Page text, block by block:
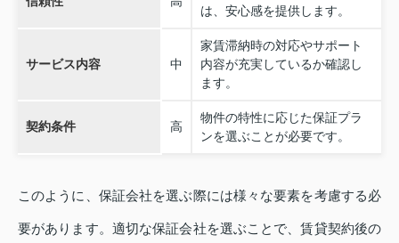
は、安心感を提供します。
サービス内容 中
家賃滞納時の対応やサポート
内容が充実しているか確認し
ます。
契約条件 高
物件の特性に応じた保証プラ
ンを選ぶことが必要です。
このように、保証会社を選ぶ際には様々な要素を考慮する必
要があります。適切な保証会社を選ぶことで、賃貸契約後の